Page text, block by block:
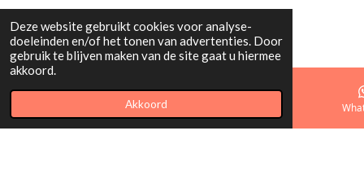
Deze website gebruikt cookies voor analyse-
doeleinden en/of het tonen van advertenties. Door
gebruik te blijven maken van de site gaat u hiermee
akkoord.
Akkoord
Telefoonnummer